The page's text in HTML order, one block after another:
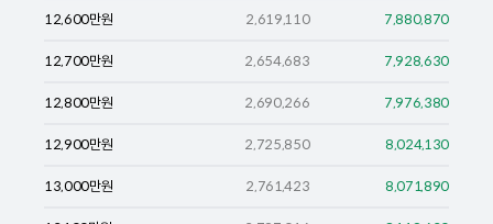
12,600만원 2,619,110 7,880,870
12,700만원 2,654,683 7,928,630
12,800만원 2,690,266 7,976,380
12,900만원 2,725,850 8,024,130
13,000만원 2,761,423 8,071,890